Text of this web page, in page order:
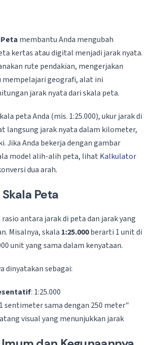
membantu Anda mengubah
kertas atau digital menjadi jarak nyata.
rute pendakian, mengerjakan
mempelajari geografi, alat ini
jarak nyata dari skala peta.
peta Anda (mis. 1:25.000), ukur jarak di
langsung jarak nyata dalam kilometer,
Jika Anda bekerja dengan gambar
model alih-alih peta, lihat Kalkulator
dua arah.
Peta
antara jarak di peta dan jarak yang
Misalnya, skala 1:25.000berarti 1 unit di
unit yang sama dalam kenyataan.
dinyatakan sebagai:
: 1:25.000
sentimeter sama dengan 250 meter"
visual yang menunjukkan jarak